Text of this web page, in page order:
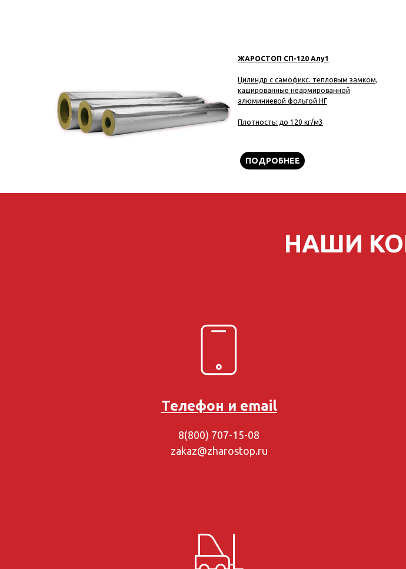
ПОДРОБНЕЕ
ЖАРОСТОП СП-120 Алу1
Цилиндр c самофикс. тепловым замком,
кашированные неармированной
алюминиевой фольгой НГ
Плотность: до 120 кг/м3
НАШИ
Телефон и email
8(800) 707-15-08
zakaz@zharostop.ru